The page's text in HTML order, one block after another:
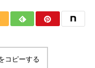
コピーする